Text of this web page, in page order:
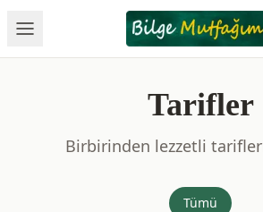
Tarifler
Birbirinden lezzetli
Tümü